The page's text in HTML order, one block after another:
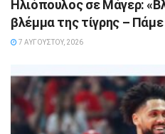
Ηλιόπουλος σε Μάγερ:
βλέμμα της τίγρης – Πάμε
7 ΑΥΓΟΎΣΤΟΥ, 2026